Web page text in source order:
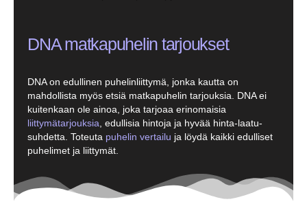
DNA matkapuhelin tarjoukset
DNA on edullinen puhelinliittymä, jonka kautta on
mahdollista myös etsiä matkapuhelin tarjouksia. DNA ei
kuitenkaan ole ainoa, joka tarjoaa erinomaisia
liittymätarjouksia, edullisia hintoja ja hyvää hinta-laatu-
suhdetta. Toteuta puhelin vertailu ja löydä kaikki edulliset
puhelimet ja liittymät.